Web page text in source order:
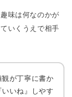
味は何なのかが
いくうえで相手
が丁寧に書か
いね』しやす